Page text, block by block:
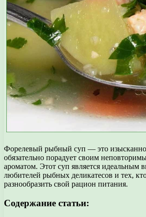
Форелевый рыбный суп — это
обязательно порадует своим
ароматом. Этот суп является идеальным
любителей рыбных деликатесов и тех,
разнообразить свой рацион питания.
Содержание статьи: